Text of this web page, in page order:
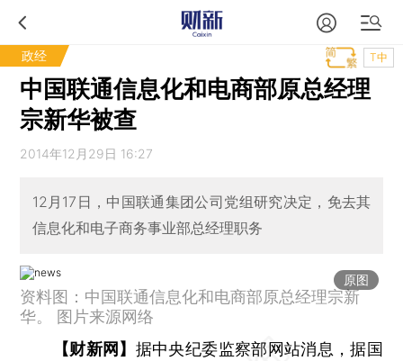
政经 T中
中国联通信息化和电商部原总经理
宗新华被查
2014年12月29日 16:27
12月17日，中国联通集团公司党组研究决定，免去其
信息化和电子商务事业部总经理职务
原图
资料图：中国联通信息化和电商部原总经理宗新
华。 图片来源网络
【财新网】 据中央纪委监察部网站消息，据国